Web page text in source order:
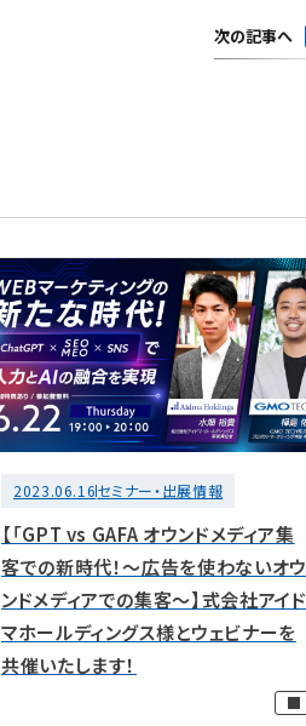
次の記事へ
2023.06.16セミナー・出展情報
【「GPT vs GAFA オウンドメディア集
客での新時代！～広告を使わないオウ
ンドメディアでの集客～】式会社アイド
マホールディングス様とウェビナーを
共催いたします！